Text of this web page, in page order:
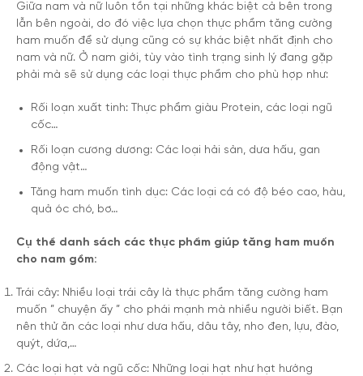
Giữa nam và nữ luôn tồn tại những khác biệt cả bên trong
lẫn bên ngoài, do đó việc lựa chọn thực phẩm tăng cường
ham muốn để sử dụng cũng có sự khác biệt nhất định cho
nam và nữ. Ở nam giới, tùy vào tình trạng sinh lý đang gặp
phải mà sẽ sử dụng các loại thực phẩm cho phù hợp như:
Rối loạn xuất tinh: Thực phẩm giàu Protein, các loại ngũ
cốc…
Rối loạn cương dương: Các loại hải sản, dưa hấu, gan
động vật…
Tăng ham muốn tình dục: Các loại cá có độ béo cao, hàu,
quả óc chó, bơ…
Cụ thể danh sách các thực phẩm giúp tăng ham muốn
cho nam gồm:
Trái cây: Nhiều loại trái cây là thực phẩm tăng cường ham
muốn ” chuyện ấy ” cho phái mạnh mà nhiều người biết. Bạn
nên thử ăn các loại như dưa hấu, dâu tây, nho đen, lựu, đào,
quýt, dứa,…
Các loại hạt và ngũ cốc: Những loại hạt như hạt hướng